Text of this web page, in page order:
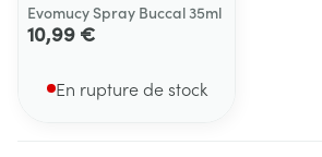
Evomucy Spray Buccal 35ml
10,99 €
En rupture de stock